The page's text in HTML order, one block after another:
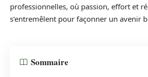
professionnelles, où passion, effort et
s’entremêlent pour façonner un avenir
Sommaire